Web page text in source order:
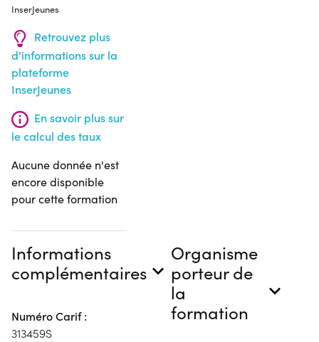
InserJeunes
Retrouvez plus
d'informations sur la
plateforme
InserJeunes
En savoir plus sur
le calcul des taux
Aucune donnée n'est
encore disponible
pour cette formation
Informations
complémentaires
Numéro Carif :
313459S
Organisme
porteur de
la
formation